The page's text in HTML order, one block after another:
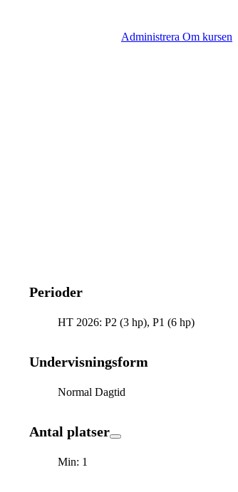
Administrera Om kursen
Perioder
HT 2026: P2 (3 hp), P1 (6 hp)
Undervisningsform
Normal Dagtid
Antal platser
Min: 1